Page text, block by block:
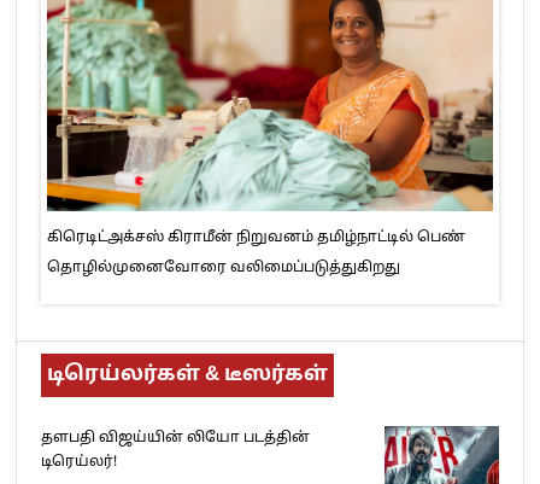
கிரெடிட்அக்சஸ் கிராமீன் நிறுவனம் தமிழ்நாட்டில் பெண்
தொழில்முனைவோரை வலிமைப்படுத்துகிறது
டிரெய்லர்கள் & டீஸர்கள்
தளபதி விஜய்யின் லியோ படத்தின்
டிரெய்லர்!